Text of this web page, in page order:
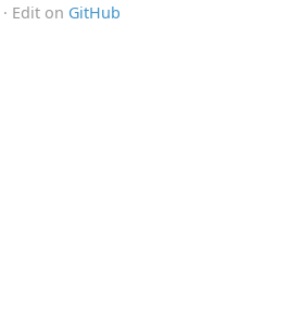
· Edit on GitHub